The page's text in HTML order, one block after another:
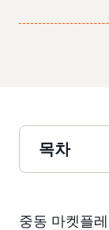
목차
중동 마켓플